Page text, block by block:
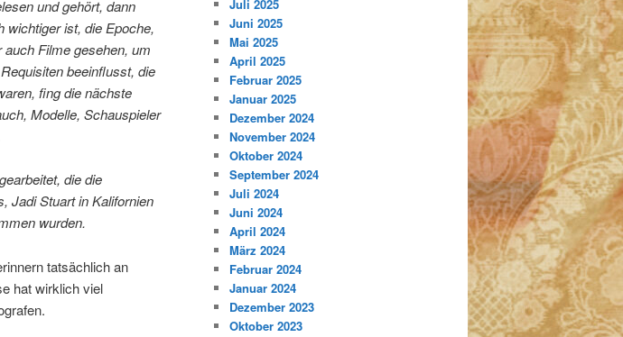
und gehört, dann
wichtiger ist, die Epoche,
Filme gesehen, um
beeinflusst, die
fing die nächste
Modelle, Schauspieler
die die
Jadi Stuart in Kalifornien
wurden.
tatsächlich an
hat wirklich viel
Juli 2025
Juni 2025
Mai 2025
April 2025
Februar 2025
Januar 2025
Dezember 2024
November 2024
Oktober 2024
September 2024
Juli 2024
Juni 2024
April 2024
März 2024
Februar 2024
Januar 2024
Dezember 2023
Oktober 2023